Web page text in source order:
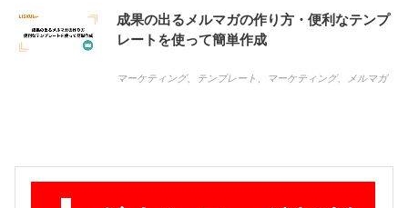
成果の出るメルマガの作り方・便利なテンプ
レートを使って簡単作成
マーケティング、 テンプレート マーケティング、 メルマガ